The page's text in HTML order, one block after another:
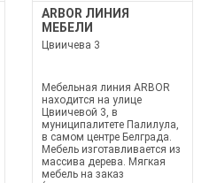
ARBOR ЛИНИЯ
МЕБЕЛИ
Цвиичева 3
Мебельная линия ARBOR
находится на улице
Цвиичевой 3, в
муниципалитете Палилула,
в самом центре Белграда.
Мебель изготавливается из
массива дерева. Мягкая
мебель на заказ